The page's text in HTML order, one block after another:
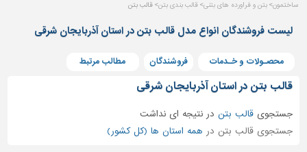
های
بتنی
و
پنجره
ساختمانی
ساختمون بتن و فراورده های بتنی قالب بندی بتن قالب بتن
لیست فروشندگان انواع مدل قالب بتن در استان آذربایجان شرقی
محصـولات و خـدمات فروشندگان مطالب مرتبط
قالب بتن در استان آذربایجان شرقی
جستجویقالب بتن درنتیجه ای نداشت
جستجوی قالب بتن در همه استان ها (کل کشور)